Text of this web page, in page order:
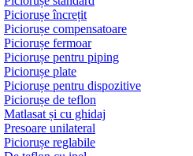
Piciorușe încrețit
Piciorușe compensatoare
Piciorușe fermoar
Piciorușe pentru piping
Piciorușe plate
Piciorușe pentru dispozitive
Piciorușe de teflon
Matlasat și cu ghidaj
Presoare unilateral
Piciorușe reglabile